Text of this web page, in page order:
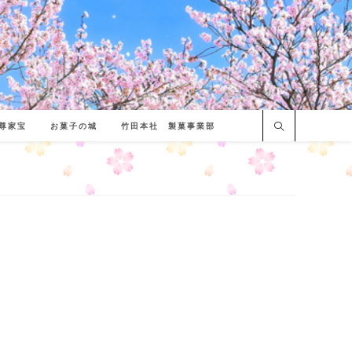
家宝 お菓子の城 竹田本社 製菓事業部